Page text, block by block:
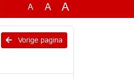
A A A
Vorige pagina